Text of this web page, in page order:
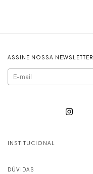
ASSINE NOSSA NEWSLETTER
INSTITUCIONAL
DÚVIDAS